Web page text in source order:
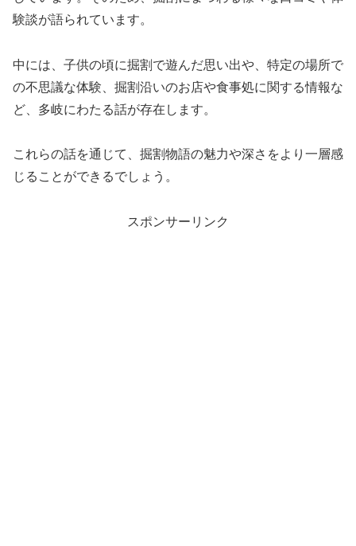
験談が語られています。
中には、子供の頃に掘割で遊んだ思い出や、特定の場所で
の不思議な体験、掘割沿いのお店や食事処に関する情報な
ど、多岐にわたる話が存在します。
これらの話を通じて、掘割物語の魅力や深さをより一層感
じることができるでしょう。
スポンサーリンク